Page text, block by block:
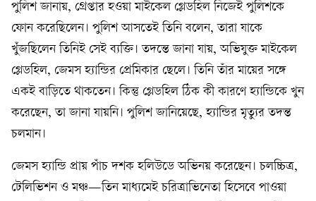
পুলিশ জানায়, গ্রেপ্তার হওয়া মাইকেল গ্লেডহিল নিজেই পুলিশকে
ফোন করেছিলেন। পুলিশ আসতেই তিনি বলেন, তারা যাকে
খুঁজছিলেন তিনিই সেই ব্যক্তি। তদন্তে জানা যায়, অভিযুক্ত মাইকেল
গ্লেডহিল, জেমস হ্যান্ডির প্রেমিকার ছেলে। তিনি তাঁর মায়ের সঙ্গে
একই বাড়িতে থাকতেন। কিন্তু গ্লেডহিল ঠিক কী কারণে হ্যান্ডিকে খুন
করেছেন, তা জানা যায়নি। পুলিশ জানিয়েছে, হ্যান্ডির মৃত্যুর তদন্ত
চলমান।
জেমস হ্যান্ডি প্রায় পাঁচ দশক হলিউডে অভিনয় করেছেন। চলচ্চিত্র,
টেলিভিশন ও মঞ্চ—তিন মাধ্যমেই চরিত্রাভিনেতা হিসেবে পাওয়া